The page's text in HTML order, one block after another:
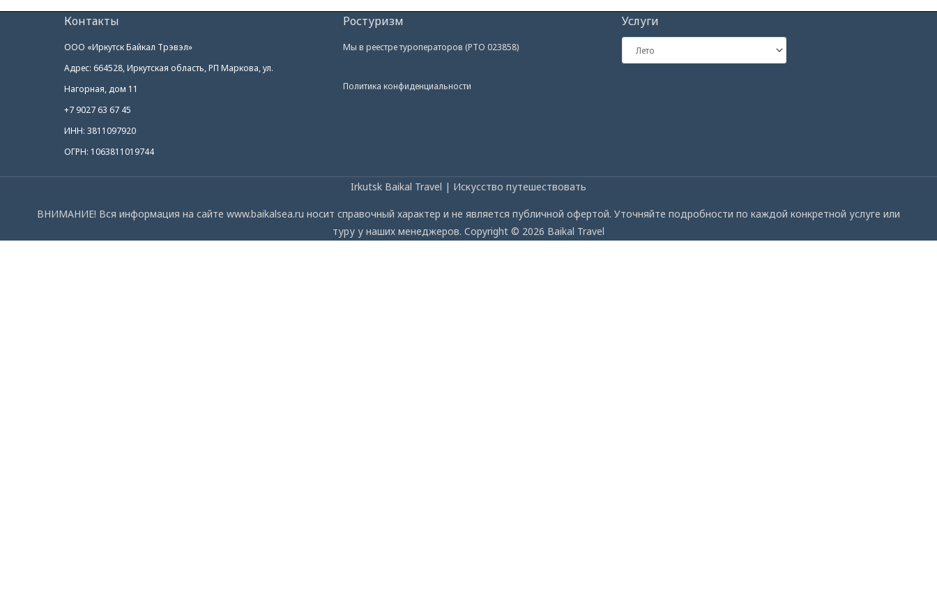
Контакты
ООО «Иркутск Байкал Трэвэл»
Адрес: 664528, Иркутская область, РП Маркова, ул.
Нагорная, дом 11
+7 9027 63 67 45
ИНН: 3811097920
ОГРН: 1063811019744
Ростуризм
Мы в реестре туроператоров (РТО 023858)
Политика конфиденциальности
Услуги
Irkutsk Baikal Travel | Искусство путешествовать
ВНИМАНИЕ! Вся информация на сайте www.baikalsea.ru носит справочный характер и не является публичной офертой. Уточняйте подробности по каждой конкретной услуге или
туру у наших менеджеров. Copyright © 2026 Baikal Travel